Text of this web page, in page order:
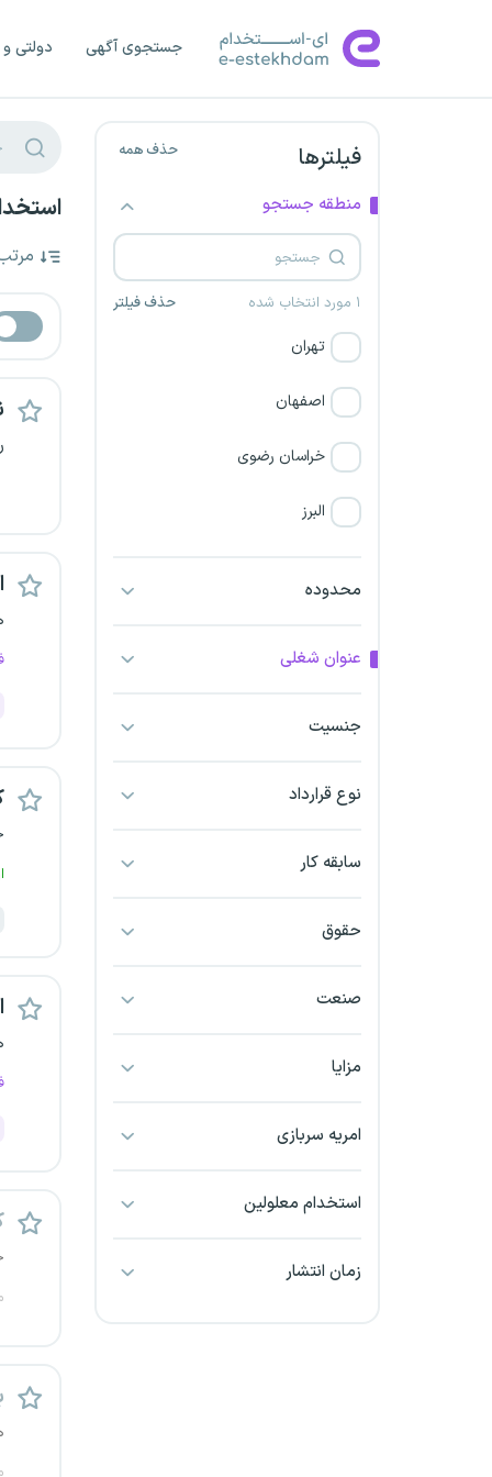
جستجوی آگهی دولتی
فیلترها حذف همه
منطقه جستجو
۱ مورد انتخاب شده حذف فیلتر
تهران
اصفهان
خراسان رضوی
البرز
اراک
اردبیل
بجنورد
خراسان جنوبی
محدوده
عنوان شغلی
جنسیت
نوع قرارداد
سابقه کار
حقوق
صنعت
مزایا
امریه سربازی
استخدام معلولین
زمان انتشار